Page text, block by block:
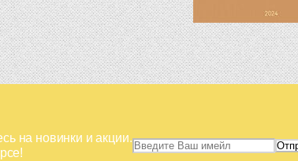
на новинки и акции.